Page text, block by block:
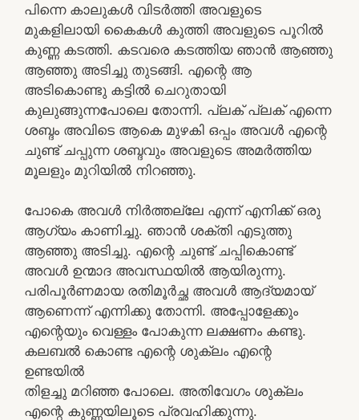
പിന്നെ കാലുകൾ വിടർത്തി അവളുടെ
മുകളിലായി കൈകൾ കുത്തി അവളുടെ പൂറിൽ
കുണ്ണ കടത്തി. കടവരെ കടത്തിയ ഞാൻ ആഞ്ഞു
ആഞ്ഞു അടിച്ചു തുടങ്ങി. എന്റെ ആ
അടികൊണ്ടു കട്ടിൽ ചെറുതായി
കുലുങ്ങുന്നപോലെ തോന്നി. പ്ലക് പ്ലക് എന്നെ
ശബ്ദം അവിടെ ആകെ മുഴകി ഒപ്പം അവൾ എന്റെ
ചുണ്ട് ചപ്പുന്ന ശബ്ദവും അവളുടെ അമർത്തിയ
മൂലളും മുറിയിൽ നിറഞ്ഞു.
പോകെ അവൾ നിർത്തല്ലേ എന്ന് എനിക്ക് ഒരു
ആഗ്യം കാണിച്ചു. ഞാൻ ശക്തി എടുത്തു
ആഞ്ഞു അടിച്ചു. എന്റെ ചുണ്ട് ചപ്പികൊണ്ട്
അവൾ ഉന്മാദ അവസ്ഥയിൽ ആയിരുന്നു.
പരിപൂർണമായ രതിമൂർച്ഛ അവൾ ആദ്യമായ്
ആണെന്ന് എന്നിക്കു തോന്നി. അപ്പോളേക്കും
എന്റെയും വെള്ളം പോകുന്ന ലക്ഷണം കണ്ടു.
കലബൽ കൊണ്ട എന്റെ ശുക്ലം എന്റെ
ഉണ്ടയിൽ
തിളച്ചു മറിഞ്ഞ പോലെ. അതിവേഗം ശുക്ലം
എന്റെ കുണ്ണയിലൂടെ പ്രവഹിക്കുന്നു.